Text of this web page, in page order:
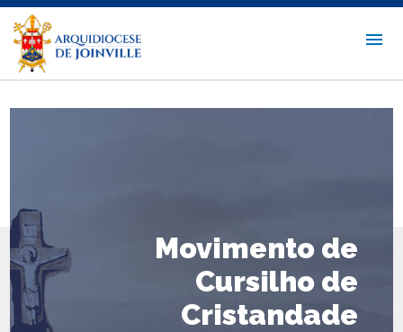
Movimento de
Cursilho de
Cristandade